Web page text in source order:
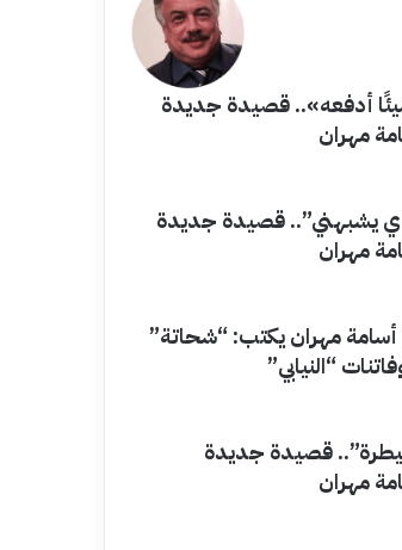
أدفعه».. قصيدة جديدة
مهران
يشبهني”.. قصيدة جديدة
مهران
أسامة مهران يكتب: “شحاتة”
“النيابي”
قصيدة جديدة
مهران